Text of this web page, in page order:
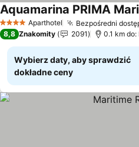
4 KategoriaAparthotel Bezpośredni
Aquamarina PRIMA
8,8 Znakomity 2091 0.1 km
Wybierz daty, aby sprawdzić
dokładne ceny